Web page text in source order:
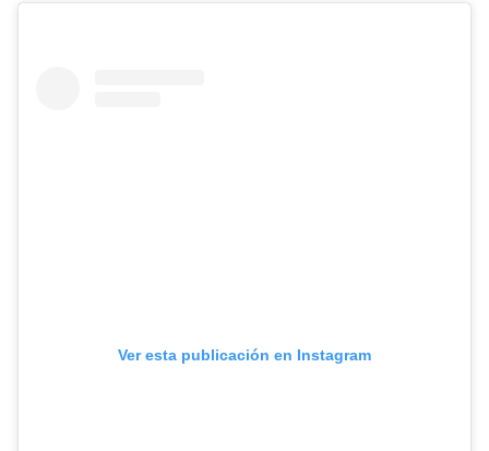
Ver esta publicación en Instagram